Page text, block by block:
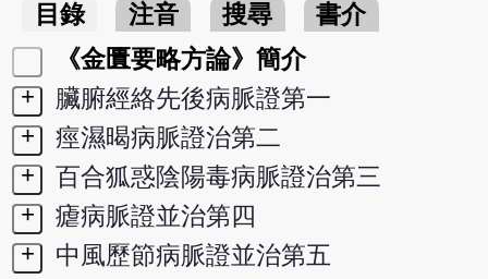
目錄 注音 搜尋
書介
《金匱要略方論》簡介
+
臟腑經絡先後病脈證第一
+
痙濕暍病脈證治第二
+
百合狐惑陰陽毒病脈證治第三
+
瘧病脈證並治第四
+
中風歷節病脈證並治第五